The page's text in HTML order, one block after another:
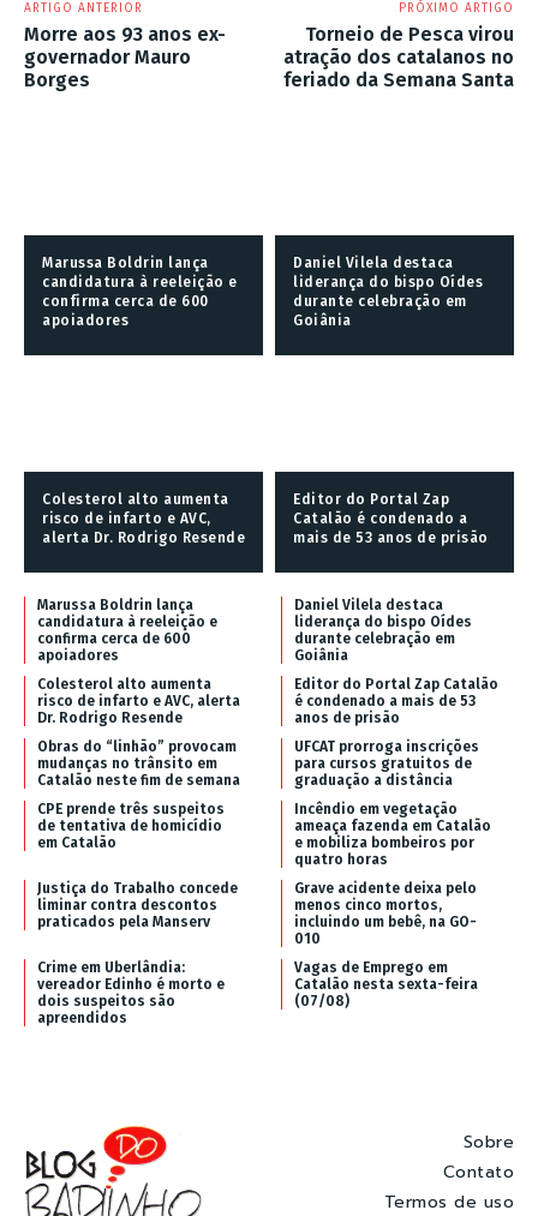
ARTIGO ANTERIOR
Morre aos 93 anos ex-
governador Mauro
Borges
PRÓXIMO ARTIGO
Torneio de Pesca virou
atração dos catalanos no
feriado da Semana Santa
Marussa Boldrin lança
candidatura à reeleição e
confirma cerca de 600
apoiadores
Daniel Vilela destaca
liderança do bispo Oídes
durante celebração em
Goiânia
Colesterol alto aumenta
risco de infarto e AVC,
alerta Dr. Rodrigo Resende
Editor do Portal Zap
Catalão é condenado a
mais de 53 anos de prisão
Marussa Boldrin lança
candidatura à reeleição e
confirma cerca de 600
apoiadores
Daniel Vilela destaca
liderança do bispo Oídes
durante celebração em
Goiânia
Colesterol alto aumenta
risco de infarto e AVC, alerta
Dr. Rodrigo Resende
Editor do Portal Zap Catalão
é condenado a mais de 53
anos de prisão
Obras do “linhão” provocam
mudanças no trânsito em
Catalão neste fim de semana
UFCAT prorroga inscrições
para cursos gratuitos de
graduação a distância
CPE prende três suspeitos
de tentativa de homicídio
em Catalão
Incêndio em vegetação
ameaça fazenda em Catalão
e mobiliza bombeiros por
quatro horas
Justiça do Trabalho concede
liminar contra descontos
praticados pela Manserv
Grave acidente deixa pelo
menos cinco mortos,
incluindo um bebê, na GO-
010
Crime em Uberlândia:
vereador Edinho é morto e
dois suspeitos são
apreendidos
Vagas de Emprego em
Catalão nesta sexta-feira
(07/08)
Sobre
Contato
Termos de uso